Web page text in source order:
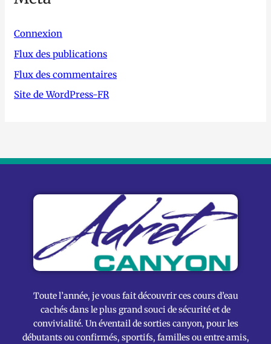
Connexion
Flux des publications
Flux des commentaires
Site de WordPress-FR
Toute l’année, je vous fait découvrir ces cours d’eau
cachés dans le plus grand souci de sécurité et de
convivialité. Un éventail de sorties canyon, pour les
débutants ou confirmés, sportifs, familles ou entre amis,